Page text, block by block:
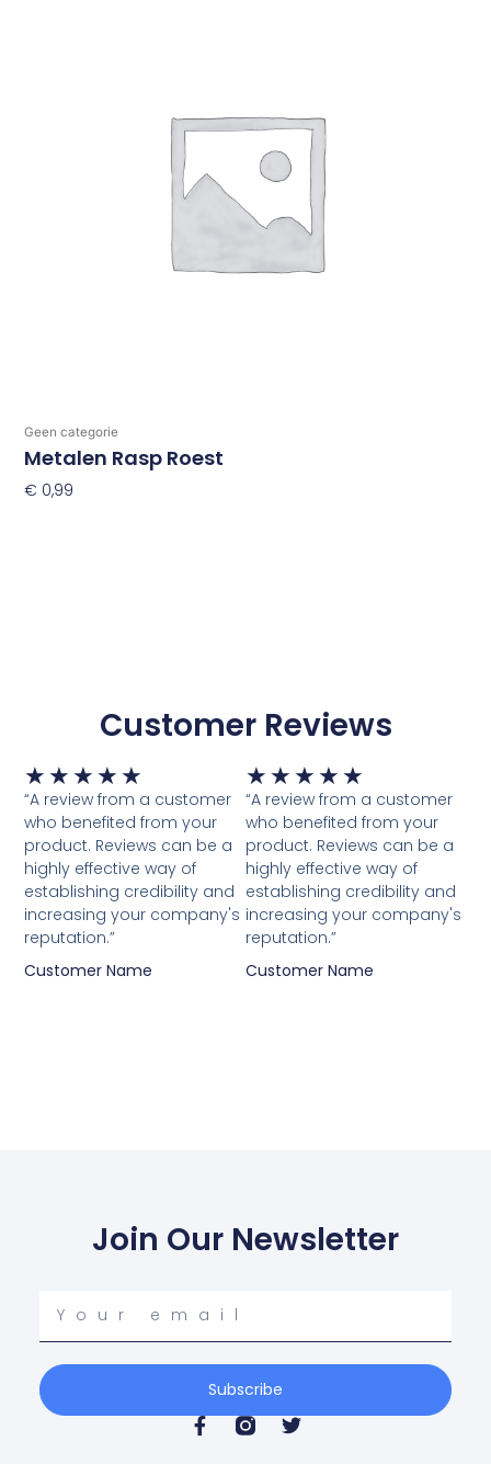
Geen categorie
Metalen Rasp Roest
€ 0,99
Customer Reviews
★ ★ ★ ★ ★ Waardering
5
van
5
“A review from a customer
who benefited from your
product. Reviews can be a
highly effective way of
establishing credibility and
increasing your company's
reputation.”
Customer Name
★ ★ ★ ★ ★
5
van
5
“A review from a customer
who benefited from your
product. Reviews can be a
highly effective way of
establishing credibility and
increasing your company's
reputation.”
Customer Name
Join Our Newsletter
email
Subscribe
F
a
T